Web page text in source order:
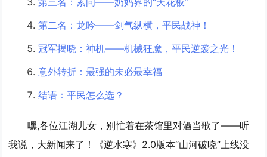
第二名：龙吟——剑气纵横，平民战神！
冠军揭晓：神机——机械狂魔，平民逆袭之光！
意外转折：最强的未必最幸福
结语：平民怎么选？
嘿,各位江湖儿女，别忙着在茶馆里对酒当歌了——听
我说，大新闻来了！《逆水寒》2.0版本“山河破晓”上线没